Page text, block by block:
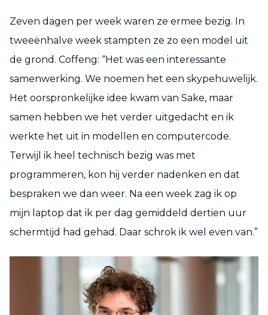
Zeven dagen per week waren ze ermee bezig. In
tweeënhalve week stampten ze zo een model uit
de grond. Coffeng: “Het was een interessante
samenwerking. We noemen het een skypehuwelijk.
Het oorspronkelijke idee kwam van Sake, maar
samen hebben we het verder uitgedacht en ik
werkte het uit in modellen en computercode.
Terwijl ik heel technisch bezig was met
programmeren, kon hij verder nadenken en dat
bespraken we dan weer. Na een week zag ik op
mijn laptop dat ik per dag gemiddeld dertien uur
schermtijd had gehad. Daar schrok ik wel even van.”